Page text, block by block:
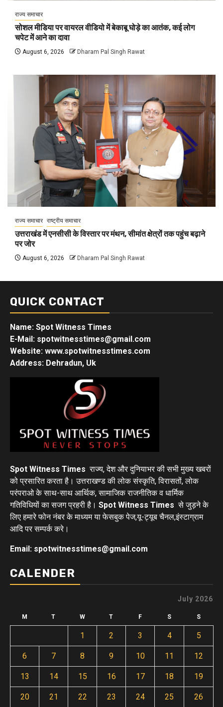
राज्य समाचार
सोशल मीडिया पर वायरल वीडियो में बेकाबू घोड़े का आतंक, कई लोग
चपेट में आने का दावा
August 6, 2026 Dharam Pal Singh Rawat
राज्य समाचार राष्ट्रीय समाचार
उत्तराखंड में एनसीसी के विस्तार पर मंथन, सीमांत क्षेत्रों तक पहुंच बढ़ाने
पर जोर
August 6, 2026 Dharam Pal Singh Rawat
QUICK CONTACT
Name: Spot Witness Times
E-Mail: spotwitnesstimes@gmail.com
Website: www.spotwitnesstimes.com
Address: Dehradun, Uk
Spot Witness Times राज्य, देश और दुनियाभर की सभी मुख्य खबरों
को प्रसारित करता है। उत्तराखण्ड की लोक संस्कृति, विरासतों, लोक
परंपराओ के साथ-साथ आर्थिक, सामाजिक राजनीतिक व धार्मिक
गतिविधियों का सजग प्रहरी है। Spot Witness Times से जुड़ने के
लिए हमारे फोन नंबर के माध्यम या फेसबुक पेज,यू-ट्यूब चैनल,इंस्टाग्राम
आदि पर सम्पर्क करे।
Email: spotwitnesstimes@gmail.com
CALENDER
July 2026
M T W T F S S
1 2 3 4 5
6 7 8 9 10 11 12
13 14 15 16 17 18 19
20 21 22 23 24 25 26